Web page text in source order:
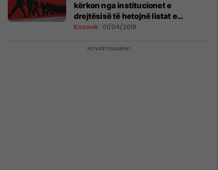
kërkon nga institucionet e
drejtësisë të hetojnë listat e
veteranëve deri në fund
Kosovë 01/04/2019